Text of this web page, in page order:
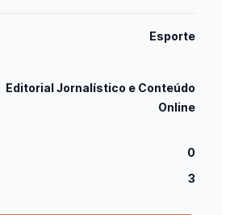
Esporte
Editorial Jornalístico e Conteúdo
Online
0
3